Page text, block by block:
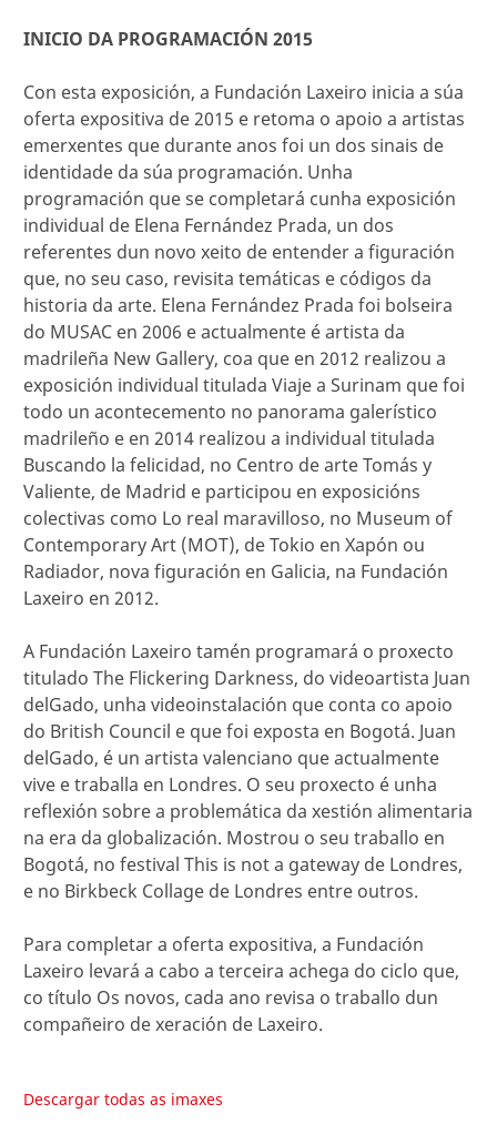
INICIO DA PROGRAMACIÓN 2015
Con esta exposición, a Fundación Laxeiro inicia a súa
oferta expositiva de 2015 e retoma o apoio a artistas
emerxentes que durante anos foi un dos sinais de
identidade da súa programación. Unha
programación que se completará cunha exposición
individual de Elena Fernández Prada, un dos
referentes dun novo xeito de entender a figuración
que, no seu caso, revisita temáticas e códigos da
historia da arte. Elena Fernández Prada foi bolseira
do MUSAC en 2006 e actualmente é artista da
madrileña New Gallery, coa que en 2012 realizou a
exposición individual titulada Viaje a Surinam que foi
todo un acontecemento no panorama galerístico
madrileño e en 2014 realizou a individual titulada
Buscando la felicidad, no Centro de arte Tomás y
Valiente, de Madrid e participou en exposicións
colectivas como Lo real maravilloso, no Museum of
Contemporary Art (MOT), de Tokio en Xapón ou
Radiador, nova figuración en Galicia, na Fundación
Laxeiro en 2012.
A Fundación Laxeiro tamén programará o proxecto
titulado The Flickering Darkness, do videoartista Juan
delGado, unha videoinstalación que conta co apoio
do British Council e que foi exposta en Bogotá. Juan
delGado, é un artista valenciano que actualmente
vive e traballa en Londres. O seu proxecto é unha
reflexión sobre a problemática da xestión alimentaria
na era da globalización. Mostrou o seu traballo en
Bogotá, no festival This is not a gateway de Londres,
e no Birkbeck Collage de Londres entre outros.
Para completar a oferta expositiva, a Fundación
Laxeiro levará a cabo a terceira achega do ciclo que,
co título Os novos, cada ano revisa o traballo dun
compañeiro de xeración de Laxeiro.
Descargar todas as imaxes